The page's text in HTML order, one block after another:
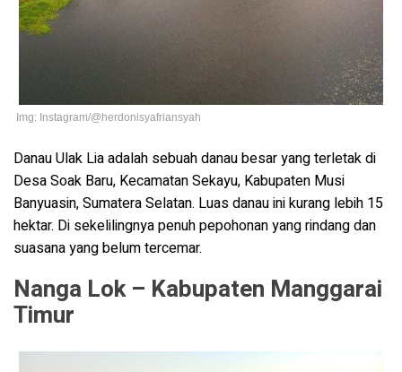
Img: Instagram/@herdonisyafriansyah
Danau Ulak Lia adalah sebuah danau besar yang terletak di
Desa Soak Baru, Kecamatan Sekayu, Kabupaten Musi
Banyuasin, Sumatera Selatan. Luas danau ini kurang lebih 15
hektar. Di sekelilingnyapenuh pepohonan yang rindang dan
suasana yang belum tercemar.
Nanga Lok – Kabupaten Manggarai
Timur